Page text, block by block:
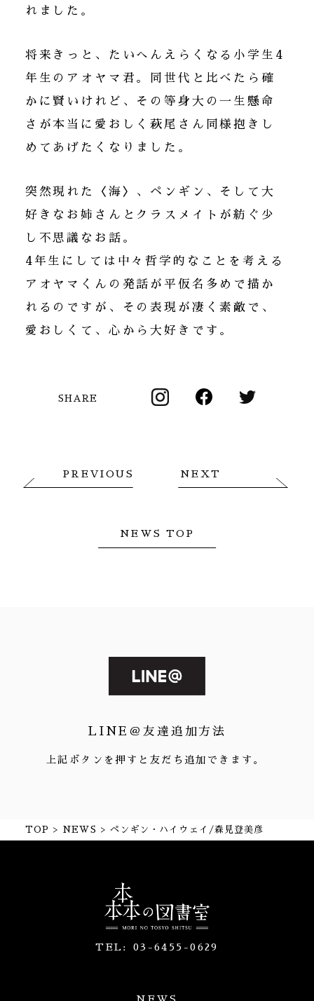
れました。
将来きっと、たいへんえらくなる小学生4
年生のアオヤマ君。同世代と比べたら確
かに賢いけれど、その等身大の一生懸命
さが本当に愛おしく萩尾さん同様抱きし
めてあげたくなりました。
突然現れた〈海〉、ペンギン、そして大
好きなお姉さんとクラスメイトが紡ぐ少
し不思議なお話。
4年生にしては中々哲学的なことを考える
アオヤマくんの発話が平仮名多めで描か
れるのですが、その表現が凄く素敵で、
愛おしくて、心から大好きです。
SHARE
PREVIOUS
NEWS TOP
NEXT
LINE＠友達追加方法
上記ボタンを押すと友だち追加できます。
TOP NEWS ペンギン・ハイウェイ/森見登美彦
TEL: 03-6455-0629
NEWS